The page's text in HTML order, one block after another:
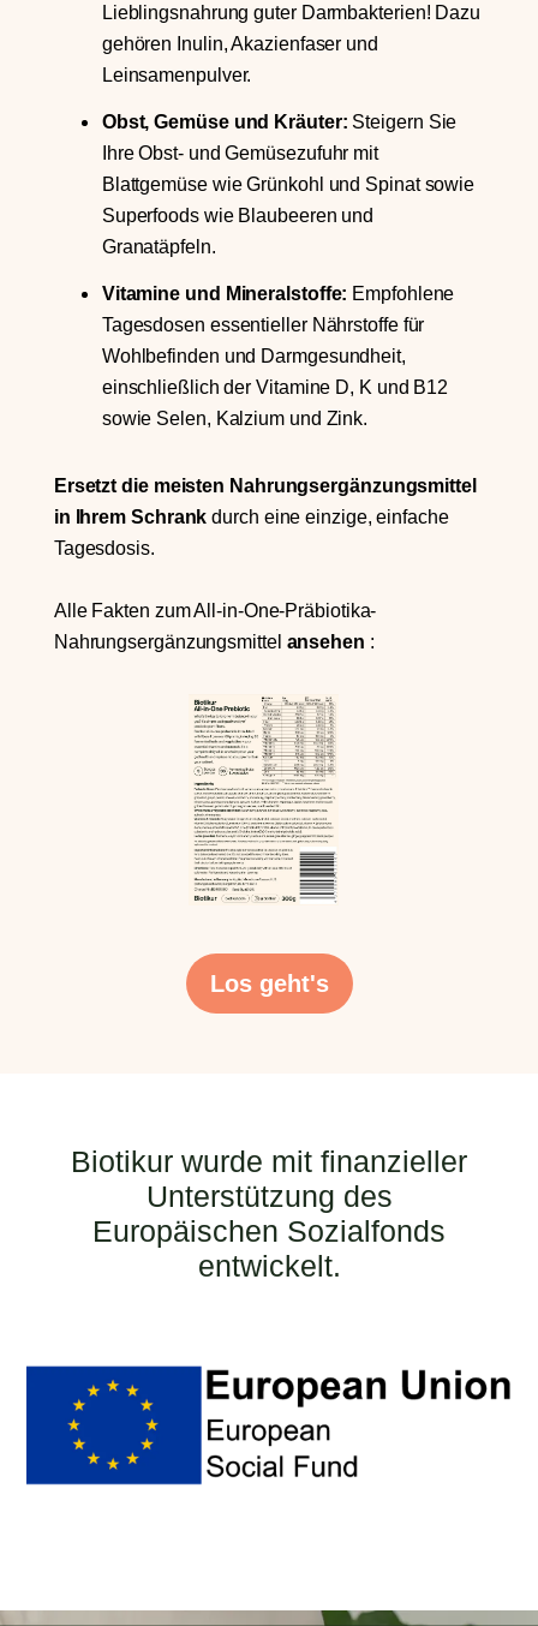
Lieblingsnahrung guter Darmbakterien! Dazu
gehören Inulin, Akazienfaser und
Leinsamenpulver.
Obst, Gemüse und Kräuter: Steigern Sie
Ihre Obst- und Gemüsezufuhr mit
Blattgemüse wie Grünkohl und Spinat sowie
Superfoods wie Blaubeeren und
Granatäpfeln.
Vitamine und Mineralstoffe: Empfohlene
Tagesdosen essentieller Nährstoffe für
Wohlbefinden und Darmgesundheit,
einschließlich der Vitamine D, K und B12
sowie Selen, Kalzium und Zink.
Ersetzt die meisten Nahrungsergänzungsmittel
in Ihrem Schrank durch eine einzige, einfache
Tagesdosis.
Alle Fakten zum All-in-One-Präbiotika-
Nahrungsergänzungsmittel ansehen :
Los geht's
Biotikur wurde mit finanzieller
Unterstützung des
Europäischen Sozialfonds
entwickelt.